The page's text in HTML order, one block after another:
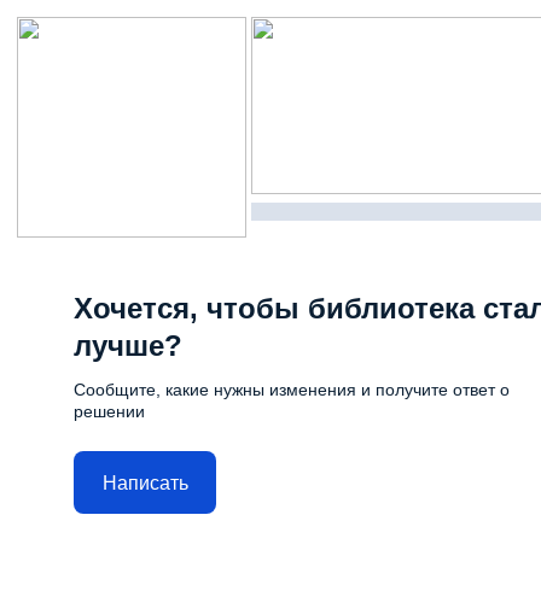
Хочется, чтобы библиотека
лучше?
Сообщите, какие нужны изменения и получите ответ о
решении
Написать